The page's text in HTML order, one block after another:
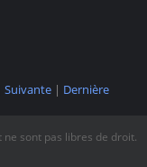
Suivante | Dernière
sont pas libres de droit.